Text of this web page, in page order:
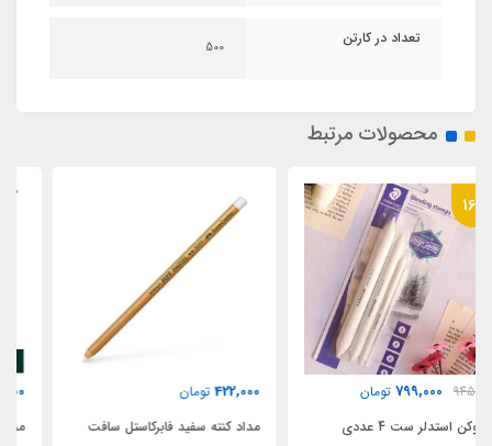
تعداد در کارتن 500
محصولات مرتبط
422,000 تومان
مداد کنته سفید فابرکاستل سافت
358,000
مداد کنته مشکی فابرکاستل سافت